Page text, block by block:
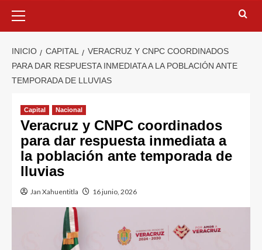
INICIO CAPITAL
VERACRUZ Y CNPC COORDINADOS
PARA DAR RESPUESTA INMEDIATA A LA POBLACIÓN ANTE
TEMPORADA DE LLUVIAS
Capital Nacional
Veracruz y CNPC coordinados
para dar respuesta inmediata a
la población ante temporada de
lluvias
Jan Xahuentitla 16 junio, 2026